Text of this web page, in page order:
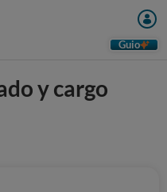
Guio
y cargo